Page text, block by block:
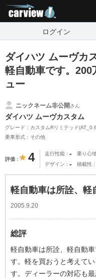
ログイン
ダイハツ ムーヴカ
軽自動車です。
ュー
ニックネーム非公開さん
ダイハツ ムーヴカスタム
グレード：カスタムRリミテッド
乗車形式：その他
評価 4 走行性能 - 乗り心
デザイン - 積載性
軽自動車は所詮、軽
2005.9.20
総評
軽自動車は所詮、軽自動
す。軽を買おうと考えて
す。ディーラーの対応も